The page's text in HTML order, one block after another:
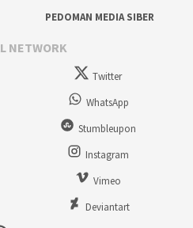
PEDOMAN MEDIA SIBER
NETWORK
Twitter
WhatsApp
Stumbleupon
Instagram
Vimeo
Deviantart